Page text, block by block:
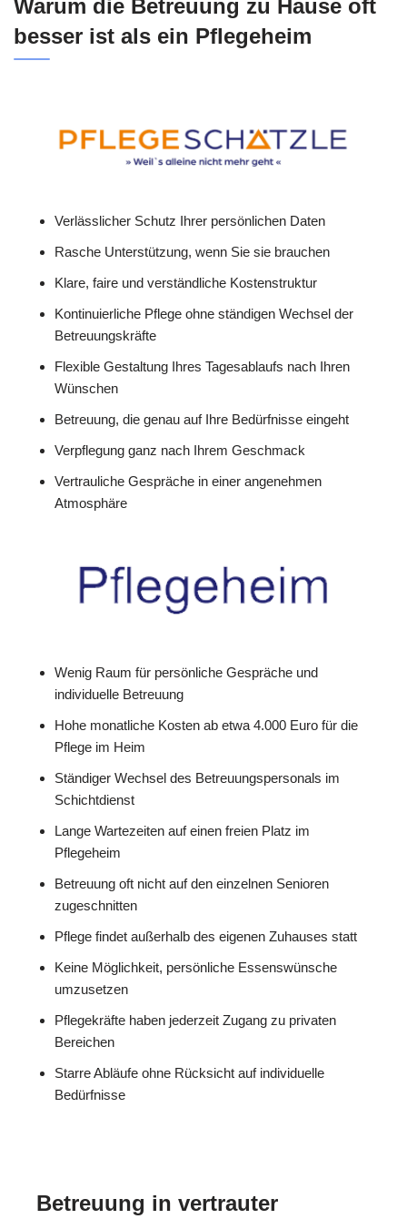
Warum die Betreuung zu Hause oft
besser ist als ein Pflegeheim
Verlässlicher Schutz Ihrer persönlichen Daten
Rasche Unterstützung, wenn Sie sie brauchen
Klare, faire und verständliche Kostenstruktur
Kontinuierliche Pflege ohne ständigen Wechsel der
Betreuungskräfte
Flexible Gestaltung Ihres Tagesablaufs nach Ihren
Wünschen
Betreuung, die genau auf Ihre Bedürfnisse eingeht
Verpflegung ganz nach Ihrem Geschmack
Vertrauliche Gespräche in einer angenehmen
Atmosphäre
Wenig Raum für persönliche Gespräche und
individuelle Betreuung
Hohe monatliche Kosten ab etwa 4.000 Euro für die
Pflege im Heim
Ständiger Wechsel des Betreuungspersonals im
Schichtdienst
Lange Wartezeiten auf einen freien Platz im
Pflegeheim
Betreuung oft nicht auf den einzelnen Senioren
zugeschnitten
Pflege findet außerhalb des eigenen Zuhauses statt
Keine Möglichkeit, persönliche Essenswünsche
umzusetzen
Pflegekräfte haben jederzeit Zugang zu privaten
Bereichen
Starre Abläufe ohne Rücksicht auf individuelle
Bedürfnisse
Betreuung in vertrauter